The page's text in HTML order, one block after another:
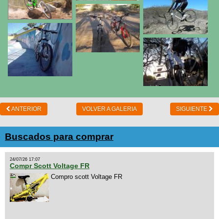
ANTERIOR VOLVER A GALERIA SIGUIENTE
Buscados para comprar
24/07/26 17:07
Compr Scott Voltage FR
Compro scott Voltage FR